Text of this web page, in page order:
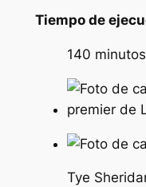
Tiempo de
140 minutos
Tye